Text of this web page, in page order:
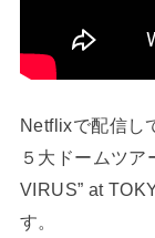
Netflixで配信し
５大ドームツ
VIRUS” at
す。